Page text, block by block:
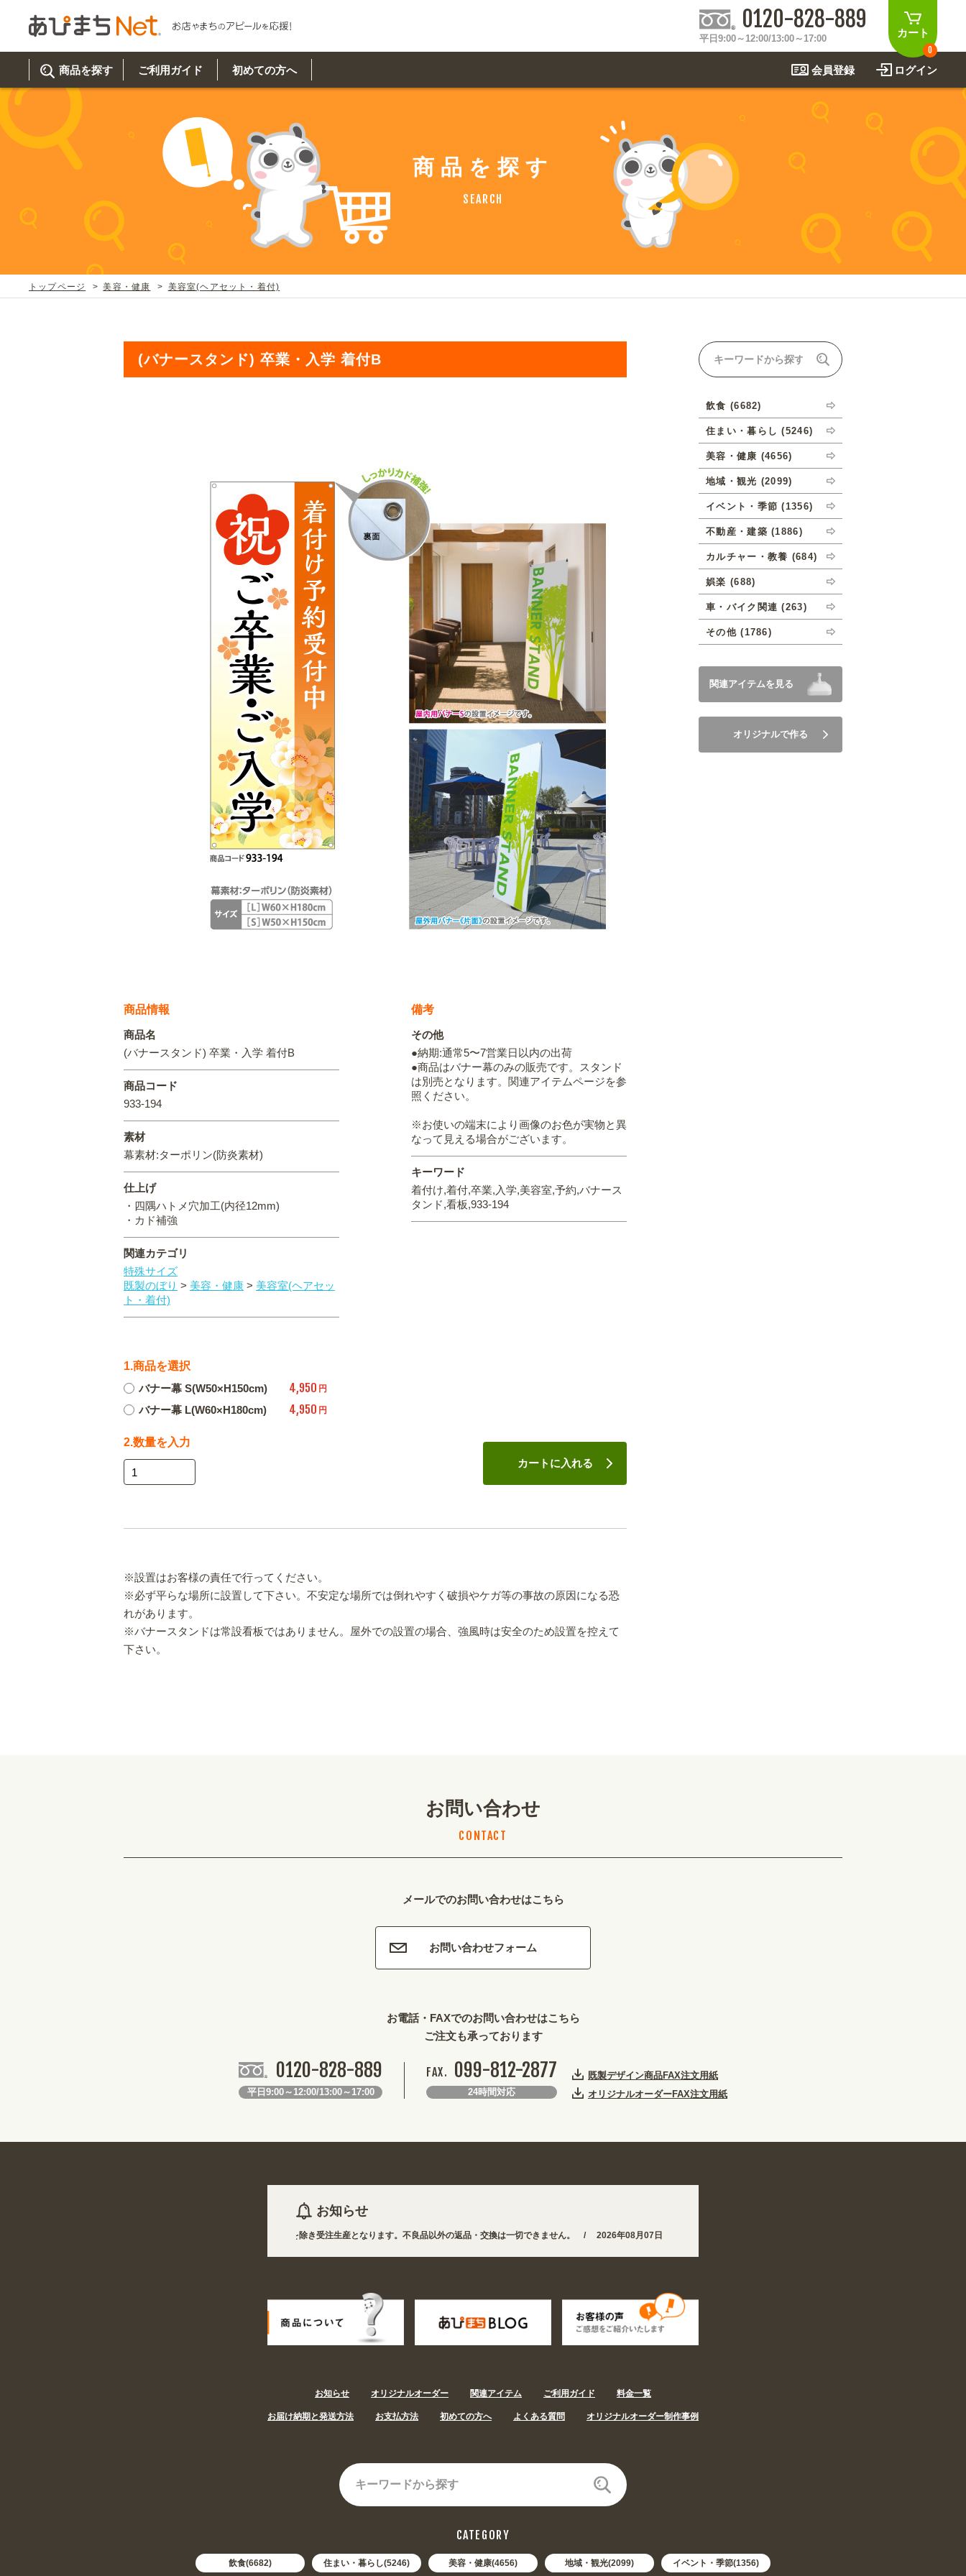
カート
0
0120-828-889
平日9:00～12:00/13:00～17:00
ログイン
会員登録
商品を探す
駐車場
住まい・暮らし
美容・健康 地域・観光
イベント・季節
カルチャー・教養 娯楽
関連アイテムを見る
オリジナルオーダーについて
ご利用ガイド
ご利用ガイド トップ
取り扱い商品一覧
既製デザイン商品注文方法
お届け納期と配送方法
初めての方へ
初めての方へ トップ
商品について
お客様の声
オリジナルオーダー制作事例
商品を探す
SEARCH
トップページ 美容・健康 美容室(ヘアセット・着付)
(バナースタンド) 卒業・入学 着付B
商品情報
商品名
(バナースタンド) 卒業・入学 着付B
商品コード
933-194
素材
幕素材:ターポリン(防炎素材)
仕上げ
・四隅ハトメ穴加工(内径12mm)
・カド補強
関連カテゴリ
特殊サイズ
既製のぼり > 美容・健康 > 美容室(ヘアセッ
ト・着付)
備考
その他
●納期:通常5〜7営業日以内の出荷
●商品はバナー幕のみの販売です。スタンド
は別売となります。関連アイテムページを参
照ください。
※お使いの端末により画像のお色が実物と異
なって見える場合がございます。
キーワード
着付け,着付,卒業,入学,美容室,予約,バナース
タンド,看板,933-194
1.商品を選択
バナー幕 S(W50×H150cm)
4,950 円
バナー幕 L(W60×H180cm) 4,950 円
2.数量を入力
カートに入れる
※設置はお客様の責任で行ってください。
※必ず平らな場所に設置して下さい。不安定な場所では倒れやすく破損やケガ等の事故の原因になる恐
れがあります。
※バナースタンドは常設看板ではありません。屋外での設置の場合、強風時は安全のため設置を控えて
下さい。
飲食 (6682)
住まい・暮らし (5246)
美容・健康 (4656)
地域・観光 (2099)
イベント・季節 (1356)
不動産・建築 (1886)
カルチャー・教養 (684)
娯楽 (688)
車・バイク関連 (263)
その他 (1786)
関連アイテムを見る
オリジナルで作る
お問い合わせ
CONTACT
メールでのお問い合わせはこちら
お問い合わせフォーム
お電話・FAXでのお問い合わせはこちら
ご注文も承っております
0120-828-889
平日9:00～12:00/13:00～17:00
FAX. 099-812-2877
24時間対応
既製デザイン商品FAX注文用紙
オリジナルオーダーFAX注文用紙
お知らせ
2026年08月07日 商品は一部(ポール・注水台など)を除き受注生産となります。不良品以外の返品・交換は一切できません。 /
2026年08月07日 熊本地方を震源とする地震の影響で、各地において道路状況の悪化や交通規制に
お知らせ オリジナルオーダー 関連アイテム ご利用ガイド 料金一覧
お届け納期と発送方法 お支払方法 初めての方へ よくある質問 オリジナルオーダー制作事例
CATEGORY
飲食(6682) 住まい・暮らし(5246) 美容・健康(4656) 地域・観光(2099) イベント・季節(1356)